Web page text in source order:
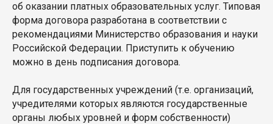
об оказании платных образовательных услуг. Типовая
форма договора разработана в соответствии с
рекомендациями Министерство образования и науки
Российской Федерации. Приступить к обучению
можно в день подписания договора.
Для государственных учреждений (т.е. организаций,
учредителями которых являются государственные
органы любых уровней и форм собственности)